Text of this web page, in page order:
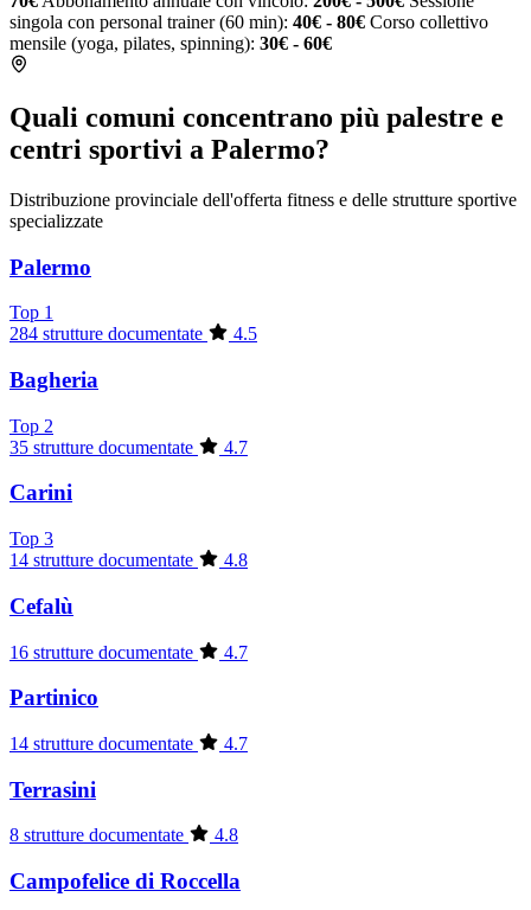
singola con personal trainer (60 min): 40€ - 80€ Corso collettivo
mensile (yoga, pilates, spinning): 30€ - 60€
Quali comuni concentrano più palestre e
centri sportivi a Palermo?
Distribuzione provinciale dell'offerta fitness e delle strutture sportive
specializzate
Palermo
Top 1
284 strutture documentate
4.5
Bagheria
Top 2
35 strutture documentate
4.7
Carini
Top 3
14 strutture documentate
4.8
Cefalù
16 strutture documentate 4.7
Partinico
14 strutture documentate 4.7
Terrasini
8 strutture documentate 4.8
Campofelice di Roccella